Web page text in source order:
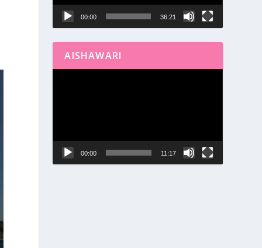
00:00 36:21
AISHAWARI
00:00 11:17